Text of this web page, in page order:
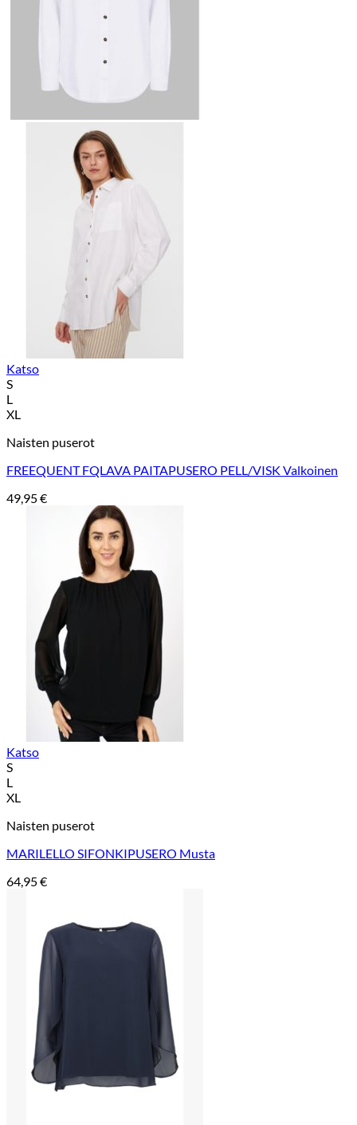
Katso
S
L
XL
Naisten puserot
FREEQUENT FQLAVA PAITAPUSERO PELL/VISK Valkoinen
49,95€
Katso
S
L
XL
Naisten puserot
MARILELLO SIFONKIPUSERO Musta
64,95€